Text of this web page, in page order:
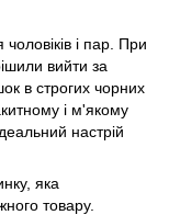
і пар. При
вийти за
в строгих чорних
і м'якому
настрій
яка
товару.